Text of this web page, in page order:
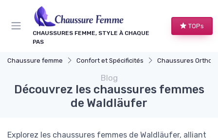
CHAUSSURES FEMME, STYLE À CHAQUE
PAS
TOPs
Chaussure femme Confort et Spécificités Chaussures
Blog
Découvrez les chaussures femmes
de Waldläufer
Explorez les chaussures femmes de Waldläufer, alliant
Panneau de gestion des cookies